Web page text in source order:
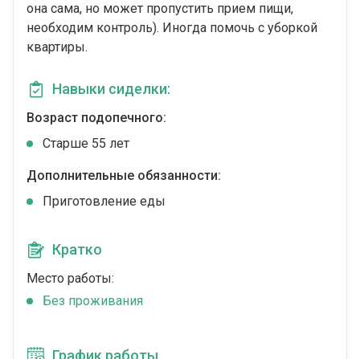
она сама, но может пропустить прием пищи,
необходим контроль). Иногда помочь с уборкой
квартиры.
Навыки сиделки:
Возраст подопечного:
Cтарше 55 лет
Дополнительные обязанности:
Приготовление еды
Кратко
Место работы:
Без проживания
График работы